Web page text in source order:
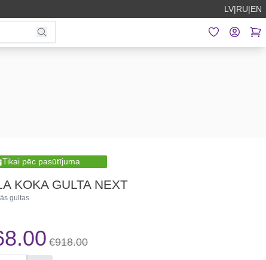
LV|RU|EN
Tikai pēc pasūtījuma
KOKA GULTA NEXT
gultas
€918.00